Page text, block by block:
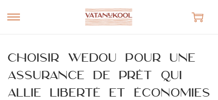
S
p
t
o
S
p
t
o
Choisir Wedou pour une
assurance de prêt qui
allie liberté et économies